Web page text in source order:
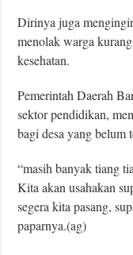
Dirinya juga
menolak warga
kesehatan.
Pemerintah Daerah
sektor pendidikan,
bagi desa yang belum
“masih banyak tiang
Kita akan usahakan
segera kita pasang,
paparnya.(ag)